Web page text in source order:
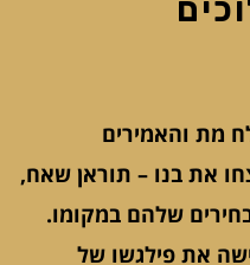
מת והאמירים
את בנו – תוראן שאח,
שלהם במקומו.
את פילגשו של